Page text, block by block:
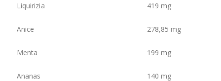
Liquirizia 419 mg
Anice 278,85 mg
Menta 199 mg
Ananas 140 mg